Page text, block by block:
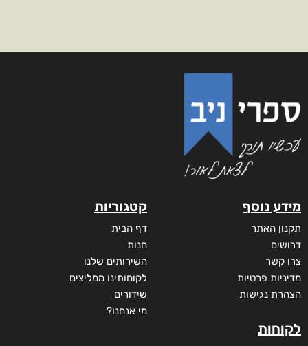
מידע נוסף
תקנון האתר
דרושים
צרו קשר
מדיניות פרטיות
הצהרת נגישות
לקוחות
קטגוריות
דף הבית
חנות
השירותים שלנו
לקוחותינו ממליצים
שידורים
מי אנחנו?